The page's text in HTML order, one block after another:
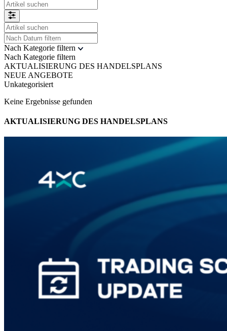
Nach Kategorie filtern
Nach Kategorie filtern
AKTUALISIERUNG DES HANDELSPLANS
NEUE ANGEBOTE
Unkategorisiert
Keine Ergebnisse gefunden
AKTUALISIERUNG DES HANDELSPLANS